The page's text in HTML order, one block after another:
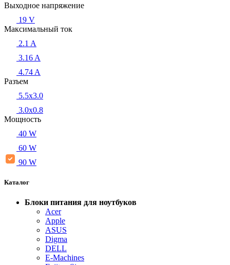
Выходное напряжение
19 V
Максимальный ток
2.1 A
3.16 A
4.74 A
Разъем
5.5x3.0
3.0x0.8
Мощность
40 W
60 W
90 W
Каталог
Блоки питания для ноутбуков
Acer
Apple
ASUS
Digma
DELL
E-Machines